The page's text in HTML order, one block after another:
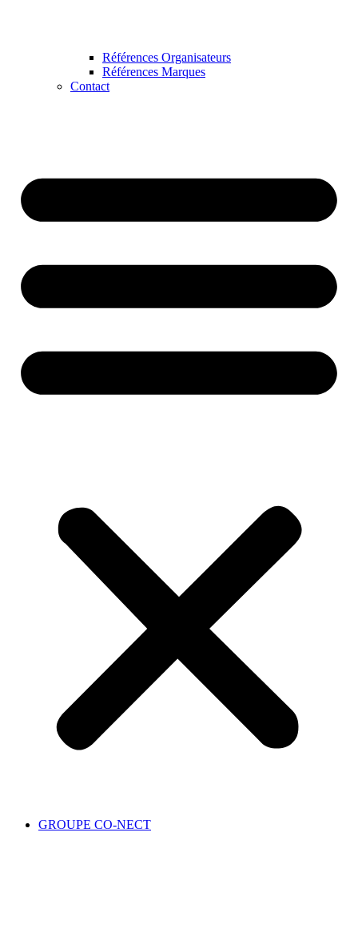
Références Organisateurs
Références Marques
Contact
GROUPE CO-NECT